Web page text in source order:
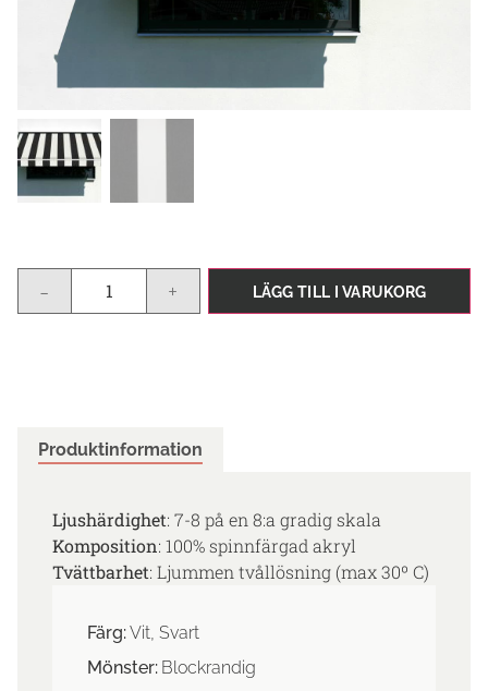
- + LÄGG TILL I VARUKORG
Produktinformation
Ljushärdighet: 7-8 på en 8:a gradig skala
Komposition: 100% spinnfärgad akryl
Tvättbarhet: Ljummen tvållösning (max 30º C)
Färg:Vit, Svart
Mönster: Blockrandig